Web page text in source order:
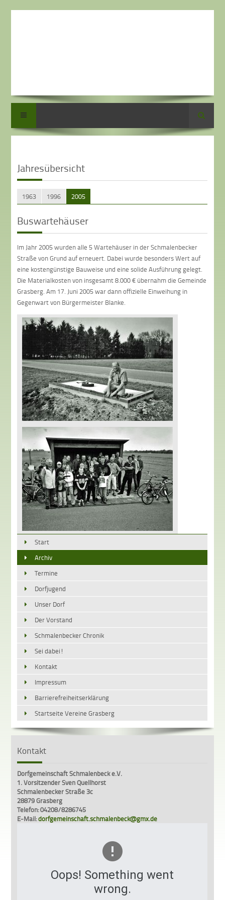
Suche
Jahresübersicht
1963 1996 2005
Buswartehäuser
Im Jahr 2005 wurden alle 5 Wartehäuser in der Schmalenbecker
Straße von Grund auf erneuert. Dabei wurde besonders Wert auf
eine kostengünstige Bauweise und eine solide Ausführung gelegt.
Die Materialkosten von insgesamt 8.000 € übernahm die Gemeinde
Grasberg. Am 17. Juni 2005 war dann offizielle Einweihung in
Gegenwart von Bürgermeister Blanke.
Start
Archiv
Termine
Dorfjugend
Unser Dorf
Der Vorstand
Schmalenbecker Chronik
Sei dabei!
Kontakt
Impressum
Barrierefreiheitserklärung
Startseite Vereine Grasberg
Kontakt
Dorfgemeinschaft Schmalenbeck e.V.
1. Vorsitzender Sven Quellhorst
Schmalenbecker Straße 3c
28879 Grasberg
Telefon: 04208/8286745
E-Mail:dorfgemeinschaft.schmalenbeck@gmx.de
Oops! Something went
wrong.